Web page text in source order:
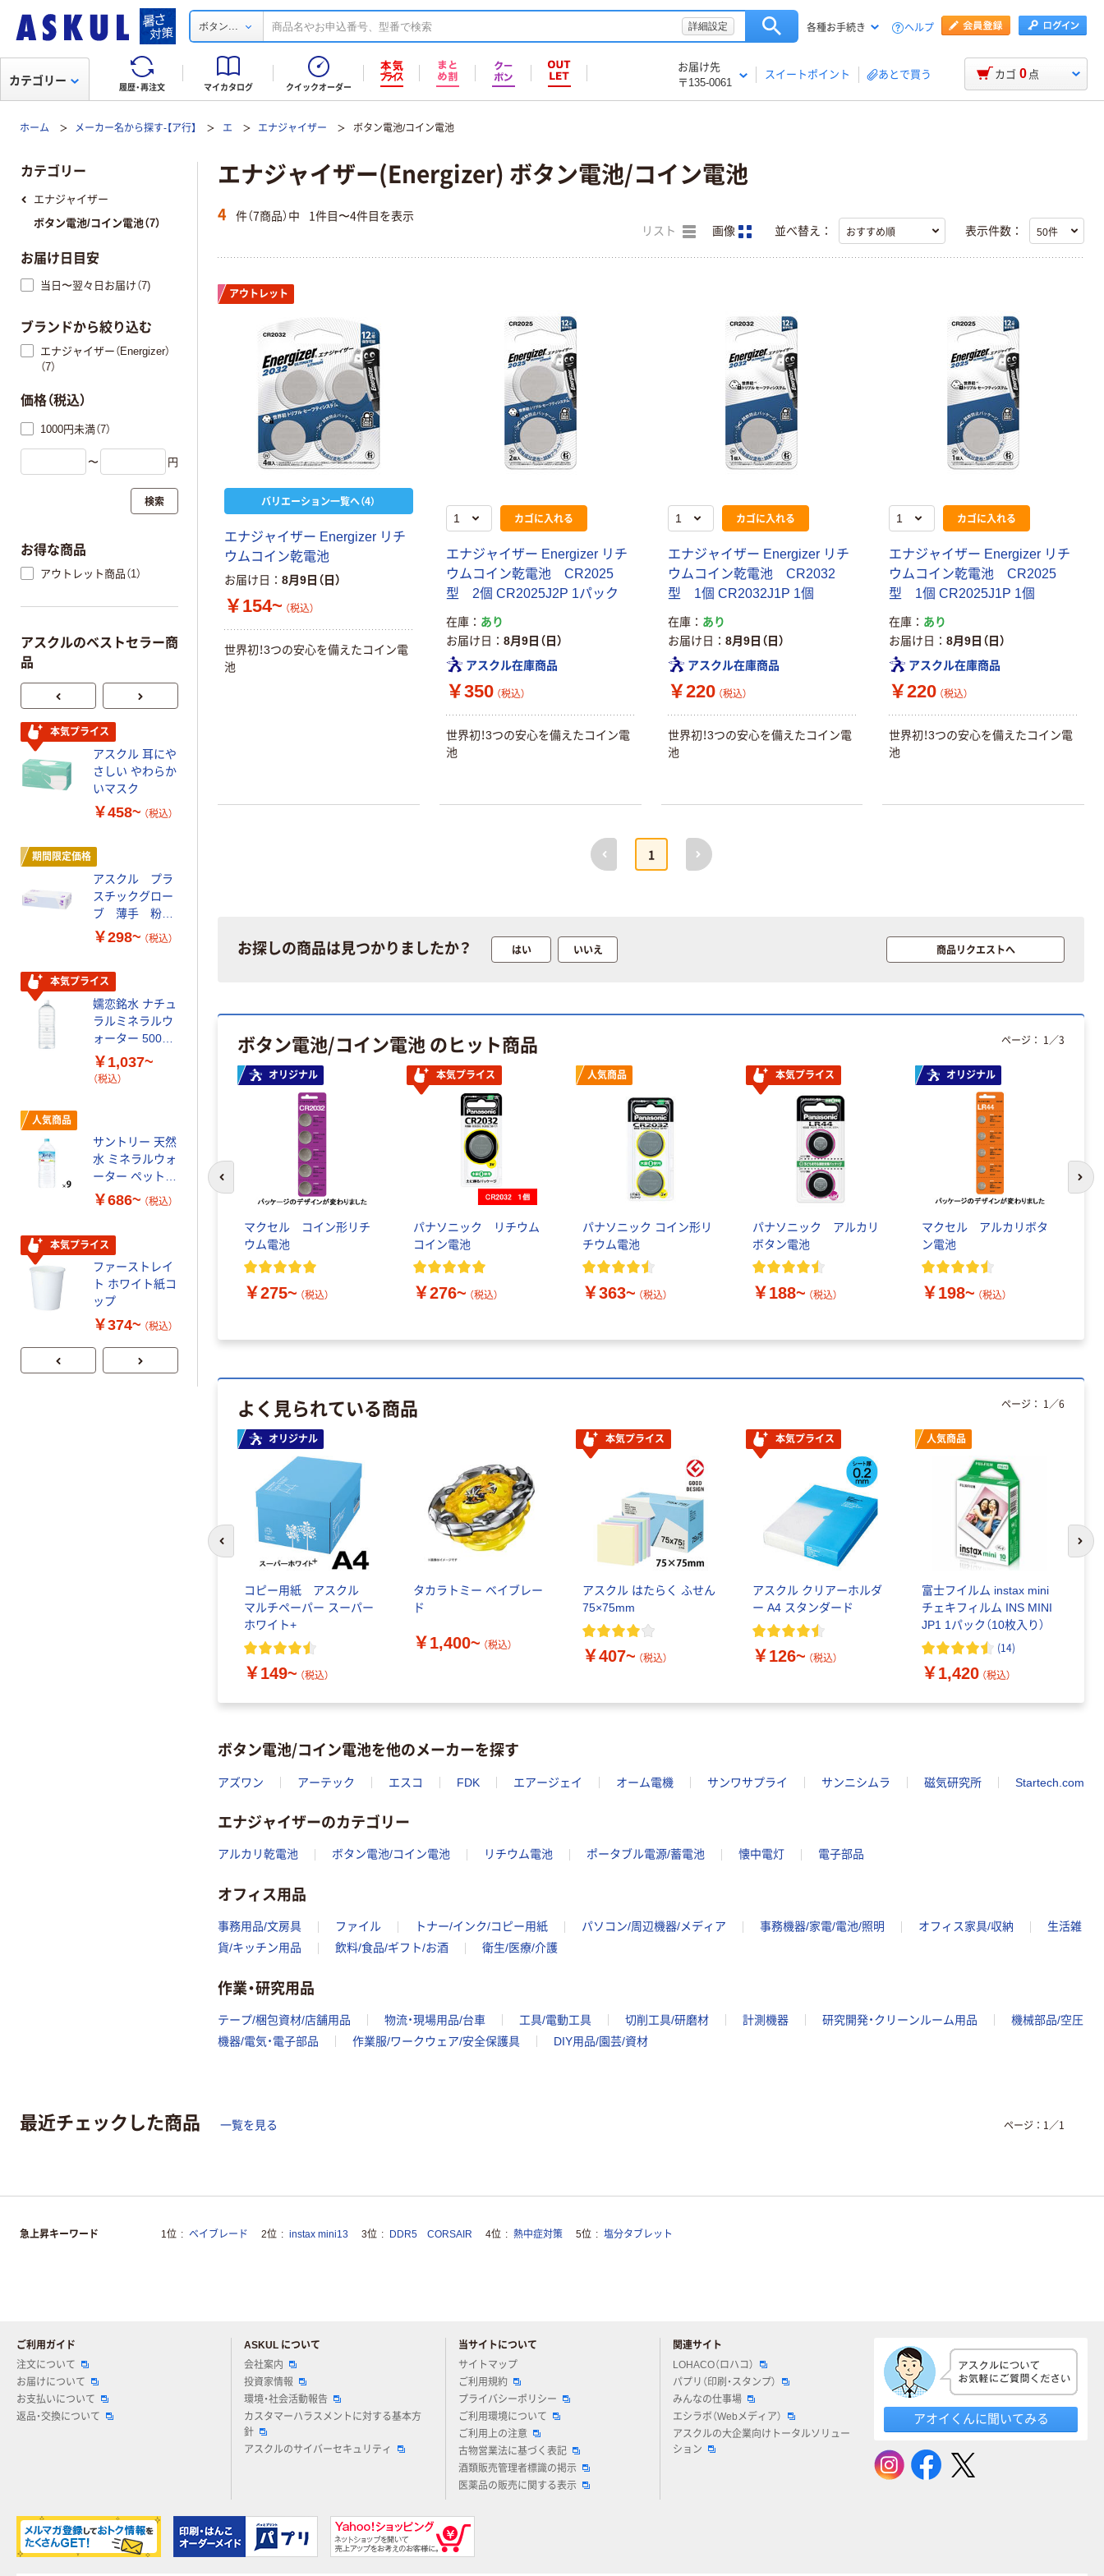
ボタン... 詳細設定 各種お手続き ヘルプ
履歴・再注文 マイカタログ クイックオーダー
お届け先
〒135-0061
スイートポイント あとで買う
カテゴリー カゴ 0 点
ホーム メーカー名から探す-【ア行】 エ エナジャイザー ボタン電池/コイン電池
エナジャイザー(Energizer) ボタン電池/コイン電池
4 件（7商品）中 1件目〜4件目を表示
リスト 画像 並べ替え： 表示件数：
アウトレット
バリエーション一覧へ（4）
エナジャイザー Energizer リチ
ウムコイン乾電池
お届け日 8月9日（日）
￥154~ （税込）
世界初！3つの安心を備えたコイン電
池
カゴに入れる
エナジャイザー Energizer リチ
ウムコイン乾電池 CR2025
型 2個 CR2025J2P 1パック
在庫
あり
お届け日
8月9日（日）
アスクル在庫商品
￥350 （税込）
世界初！3つの安心を備えたコイン電
池
カゴに入れる
エナジャイザー Energizer リチ
ウムコイン乾電池 CR2032
型 1個 CR2032J1P 1個
在庫
あり
お届け日
8月9日（日）
アスクル在庫商品
￥220 （税込）
世界初！3つの安心を備えたコイン電
池
カゴに入れる
エナジャイザー Energizer リチ
ウムコイン乾電池 CR2025
型 1個 CR2025J1P 1個
在庫
あり
お届け日
8月9日（日）
アスクル在庫商品
￥220 （税込）
世界初！3つの安心を備えたコイン電
池
前へ
1
次へ
お探しの商品は見つかりましたか？ はい いいえ 商品リクエストへ
ボタン電池/コイン電池 のヒット商品
イン電池 東芝
￥1,280~ （税込）
オリジナル
マクセル コイン形リチ
ウム電池
￥275~ （税込）
本気プライス
パナソニック リチウム
コイン電池
￥276~ （税込）
人気商品
パナソニック コイン形リ
チウム電池
￥363~ （税込）
本気プライス
パナソニック アルカリ
ボタン電池
￥188~ （税込）
オリジナル
マクセル アルカリボタ
ン電池
￥198~ （税込）
ページ： 1 ／3
次
よく見られている商品
オリジナル
コピー用紙 アスクル
マルチペーパー スーパー
ホワイト+
￥149~ （税込）
タカラトミー ベイブレー
ド
￥1,400~ （税込）
本気プライス
アスクル はたらく ふせん
75×75mm
￥407~ （税込）
本気プライス
アスクル クリアーホルダ
ー A4 スタンダード
￥126~ （税込）
人気商品
富士フイルム instax mini
チェキフィルム INS MINI
JP1 1パック（10枚入り）
(14)
￥1,420 （税込）
ページ： 1 ／6
前のスライドへ 次
ボタン電池/コイン電池を他のメーカーを探す
アズワン アーテック エスコ FDK エアージェイ オーム電機 サンワサプライ サンニシムラ 磁気研究所 Startech.com
エナジャイザーのカテゴリー
アルカリ乾電池 ボタン電池/コイン電池 リチウム電池 ポータブル電源/蓄電池 懐中電灯 電子部品
オフィス用品
事務用品/文房具 ファイル トナー/インク/コピー用紙 パソコン/周辺機器/メディア 事務機器/家電/電池/照明 オフィス家具/収納
生活雑
貨/キッチン用品
飲料/食品/ギフト/お酒 衛生/医療/介護
作業・研究用品
テープ/梱包資材/店舗用品 物流・現場用品/台車 工具/電動工具 切削工具/研磨材 計測機器 研究開発・クリーンルーム用品
機械部品/空圧
機器/電気・電子部品
作業服/ワークウェア/安全保護具 DIY用品/園芸/資材
カテゴリー
エナジャイザー
ボタン電池/コイン電池（7）
お届け日目安
当日〜翌々日お届け（7)
ブランドから絞り込む
エナジャイザー（Energizer）
（7）
価格（税込）
1000円未満（7）
〜 円
検索
お得な商品
アウトレット商品（1）
アスクルのベストセラー商
品
本気プライス
アスクル 耳にや
さしい やわらか
いマスク
￥458~ （税込）
期間限定価格
アスクル プラ
スチックグロー
ブ 薄手 粉な
し（パウダーフ
￥298~ （税込）
本気プライス
嬬恋銘水 ナチュ
ラルミネラルウ
ォーター 500ml
キャップシール
付き／2Lラベル
￥1,037~
（税込）
人気商品
サントリー 天然
水 ミネラルウォ
ーター ペットボ
トル
￥686~ （税込）
本気プライス
ファーストレイ
ト ホワイト紙コ
ップ
￥374~ （税込）
ペン ゼブラ
￥140~ （税込）
ト ニトリルグ
ローブ ホワイ
ト 粉なし（パ
ウダーフリー）
￥698~ （税込）
【アスクル限定】
ファーストレイ
ト ニトリルグ
ローブ ブル
ー 粉なし（パ
￥698~ （税込）
本気プライス
ペーパータオル
小判・シングル
再生紙 200枚
本気プライス
ティッシュペー
アスクル オリジ
本気プライス
アスクル 耳にや
期間限定価格
付き／2Lラベル
￥1,037~
（税込）
サントリー 天然
水 ミネラルウォ
ーター ペットボ
トル
￥686~
本気プライス
ファーストレイ
ップ
最近チェックした商品 一覧を見る ページ： 1 ／1
急上昇キーワード 1位 ベイブレード 2位 instax mini13 3位 DDR5 CORSAIR 4位 熱中症対策 5位 塩分タブレット
ご利用ガイド
注文について
お届けについて
お支払いについて
返品・交換について
ASKUL について
会社案内
投資家情報
環境・社会活動報告
カスタマーハラスメントに対する基本方
針
アスクルのサイバーセキュリティ
当サイトについて
サイトマップ
ご利用規約
プライバシーポリシー
ご利用環境について
ご利用上の注意
古物営業法に基づく表記
酒類販売管理者標識の掲示
医薬品の販売に関する表示
関連サイト
LOHACO（ロハコ）
パプリ（印刷・スタンプ）
みんなの仕事場
エシラボ（Webメディア）
アスクルの大企業向けトータルソリュー
ション
アオイくんに聞いてみる